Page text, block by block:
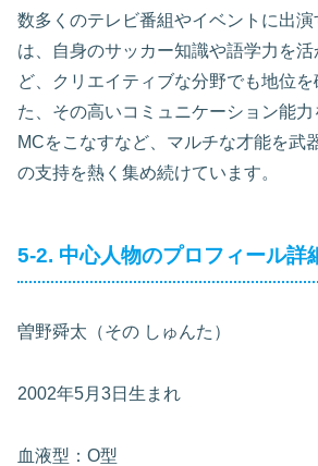
数多くのテレビ番組やイベントに出
は、自身のサッカー知識や語学力を
ど、クリエイティブな分野でも地位
た、その高いコミュニケーション能
MCをこなすなど、マルチな才能を武
の支持を熱く集め続けています。
5-2. 中心人物のプロフィール詳
曽野舜太（その しゅんた）
2002年5月3日生まれ
血液型：O型